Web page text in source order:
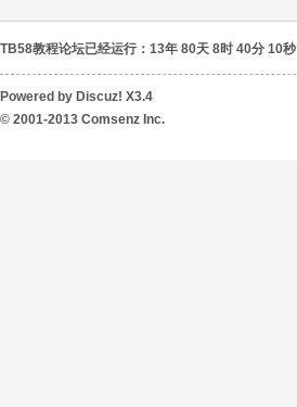
TB58教程论坛已经运行：13年 80天 8时 40分 10秒
Powered by Discuz! X3.4
© 2001-2013 Comsenz Inc.